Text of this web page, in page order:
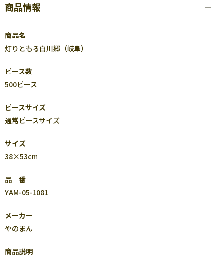
商品情報
商品名
灯りともる白川郷（岐阜）
ピース数
500ピース
ピースサイズ
通常ピースサイズ
サイズ
38×53cm
品 番
YAM-05-1081
メーカー
やのまん
商品説明